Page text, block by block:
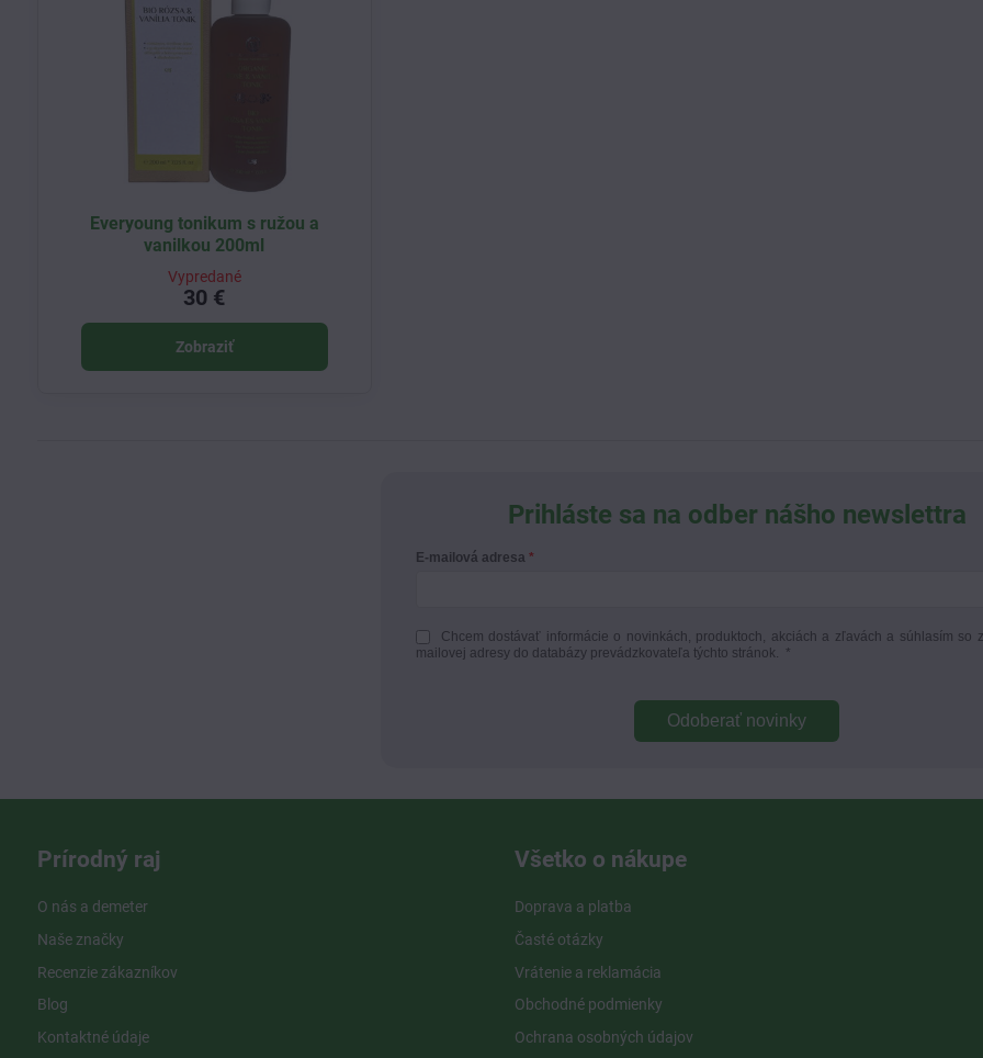
Everyoung tonikum s ružou a
vanilkou 200ml
Vypredané
30 €
Zobraziť
Prihláste sa na odber nášho newslettra
E-mailová adresa
Chcem dostávať informácie o novinkách, produktoch, akciách a zľavách a súhlasím so
mailovej adresy do databázy prevádzkovateľa týchto stránok.
*
Odoberať novinky
Prírodný raj
O nás a demeter
Naše značky
Recenzie zákazníkov
Blog
Kontaktné údaje
Všetko o nákupe
Doprava a platba
Časté otázky
Vrátenie a reklamácia
Obchodné podmienky
Ochrana osobných údajov